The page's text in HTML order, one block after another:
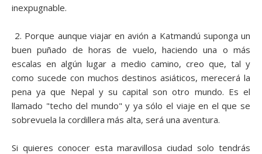
inexpugnable.
2. Porque aunque viajar en avión a Katmandú suponga un
buen puñado de horas de vuelo, haciendo una o más
escalas en algún lugar a medio camino, creo que, tal y
como sucede con muchos destinos asiáticos, merecerá la
pena ya que Nepal y su capital son otro mundo. Es el
llamado "techo del mundo" y ya sólo el viaje en el que se
sobrevuela la cordillera más alta, será una aventura.
Si quieres conocer esta maravillosa ciudad solo tendrás